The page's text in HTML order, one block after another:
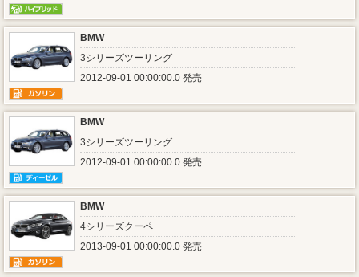
BMW
3シリーズツーリング
2012-09-01 00:00:00.0 発売
BMW
3シリーズツーリング
2012-09-01 00:00:00.0 発売
BMW
4シリーズクーペ
2013-09-01 00:00:00.0 発売